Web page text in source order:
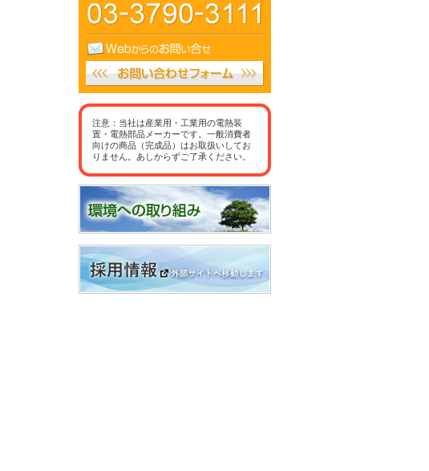
注意：当社は産業用・工業用の電熱装
置・電熱部品メーカーです。一般消費者
向けの商品（完成品）はお取扱いしてお
りません。あしからずご了承ください。